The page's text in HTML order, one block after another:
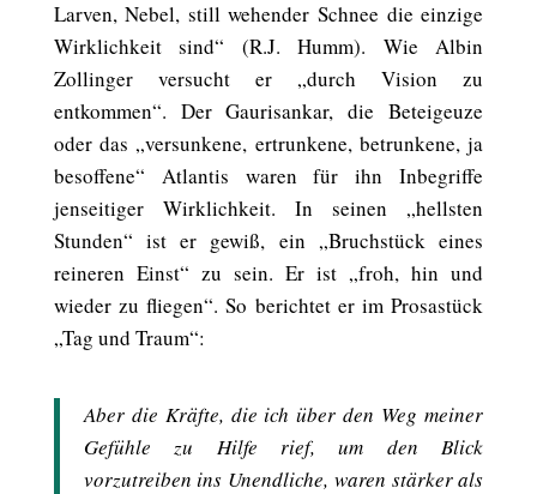
Larven, Nebel, still wehender Schnee die einzige
Wirklichkeit sind“ (R.J. Humm). Wie Albin
Zollinger versucht er „durch Vision zu
entkommen“. Der Gaurisankar, die Beteigeuze
oder das „versunkene, ertrunkene, betrunkene, ja
besoffene“ Atlantis waren für ihn Inbegriffe
jenseitiger Wirklichkeit. In seinen „hellsten
Stunden“ ist er gewiß, ein „Bruchstück eines
reineren Einst“ zu sein. Er ist „froh, hin und
wieder zu fliegen“. So berichtet er im Prosastück
„Tag und Traum“:
Aber die Kräfte, die ich über den Weg meiner
Gefühle zu Hilfe rief, um den Blick
vorzutreiben ins Unendliche, waren stärker als